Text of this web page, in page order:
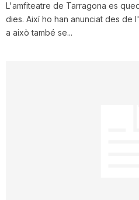
L'amfiteatre de Tarragona es
dies. Així ho han anunciat des de
a això també se...